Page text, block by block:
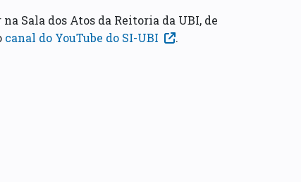
Sala dos Atos da Reitoria da UBI, de
canal do YouTube do SI-UBI
.